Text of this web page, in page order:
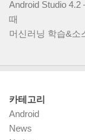
Android Studio
때
머신러닝 학습&소
카테고리
Android
News